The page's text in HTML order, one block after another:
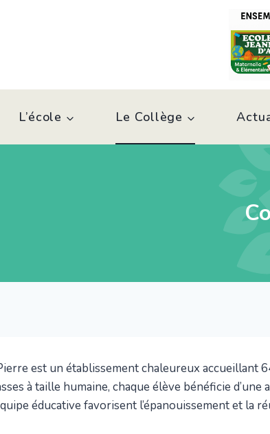
L’école Le Collège
est un établissement chaleureux accueillant
à taille humaine, chaque élève bénéficie
éducative favorisent l’épanouissement et la